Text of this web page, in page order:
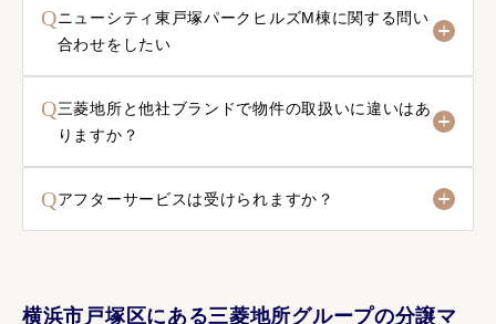
Qニューシティ東戸塚パークヒルズM棟に関する問い
合わせをしたい
Q三菱地所と他社ブランドで物件の取扱いに違いはあ
りますか？
Qアフターサービスは受けられますか？
横浜市戸塚区にある三菱地所グループの分譲マ